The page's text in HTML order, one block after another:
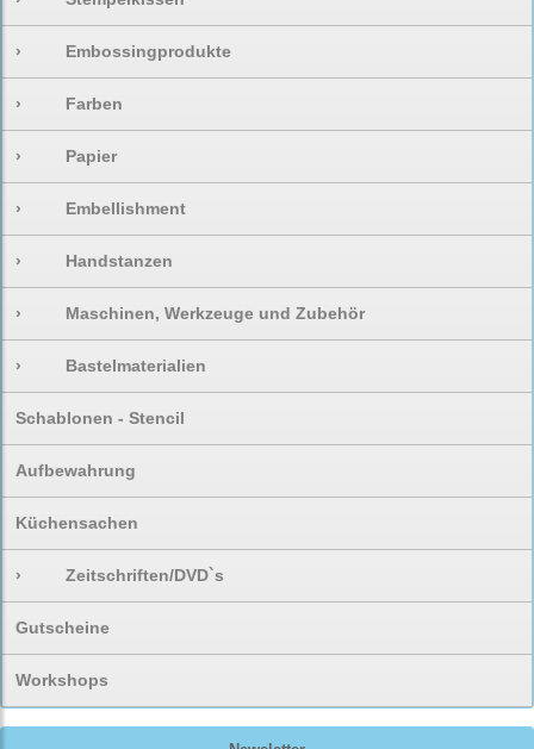
› Embossingprodukte
› Farben
› Papier
› Embellishment
› Handstanzen
› Maschinen, Werkzeuge und Zubehör
› Bastelmaterialien
Schablonen - Stencil
Aufbewahrung
Küchensachen
› Zeitschriften/DVD`s
Gutscheine
Workshops